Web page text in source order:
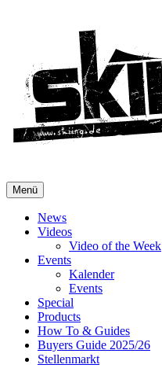
Menü
News
Videos
Video of the Week
Events
Kalender
Events
Special
Products
How To & Guides
Buyers Guide 2025/26
Stellenmarkt